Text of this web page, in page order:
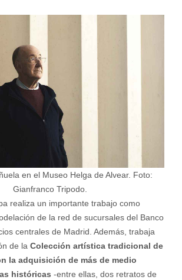
en el Museo Helga de Alvear. Foto:
Gianfranco Tripodo.
realiza un importante trabajo como
de la red de sucursales del Banco
centrales de Madrid. Además, trabaja
de la Colección artística tradicional de
la adquisición de más de medio
históricas -entre ellas, dos retratos de